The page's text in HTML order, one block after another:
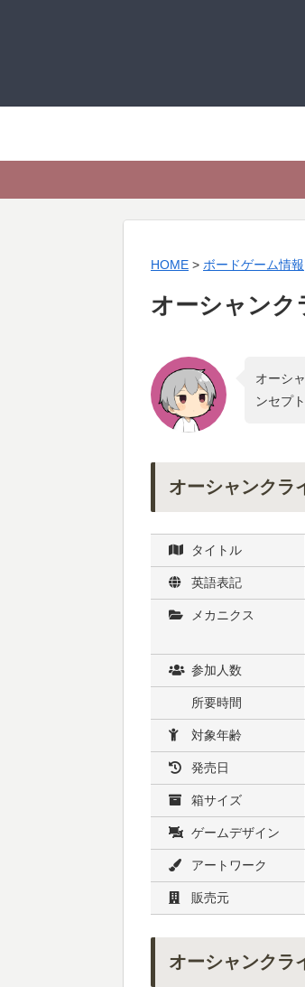
HOME > ボードゲーム情報
オーシャンク
オーシ
ンセプ
オーシャンクラ
タイトル
英語表記
メカニクス
参加人数
所要時間
対象年齢
発売日
箱サイズ
ゲームデザイン
アートワーク
販売元
オーシャンクラ